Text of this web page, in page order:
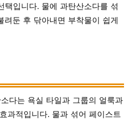
택입니다. 물에 과탄산소다를 섞
려둔 후 닦아내면 부착물이 쉽게
다는 욕실 타일과 그룹의 얼룩과
과적입니다. 물과 섞어 페이스트